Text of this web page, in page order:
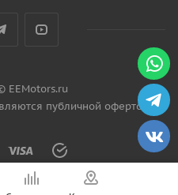
EEMotors.ru
публичной офертой